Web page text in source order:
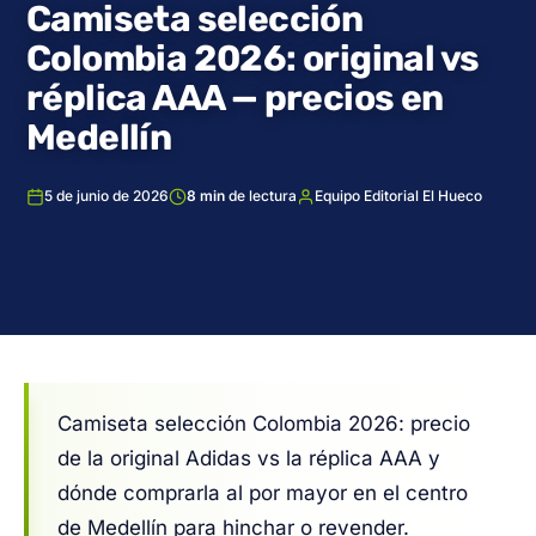
Camiseta selección
Colombia 2026: original vs
réplica AAA — precios en
Medellín
5 de junio de 2026 8 min de lectura Equipo Editorial El Hueco
Camiseta selección Colombia 2026: precio
de la original Adidas vs la réplica AAA y
dónde comprarla al por mayor en el centro
de Medellín para hinchar o revender.